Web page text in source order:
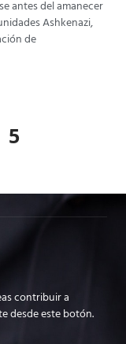
antes del amanecer
Ashkenazi,
de
5
contribuir a
desde este botón.